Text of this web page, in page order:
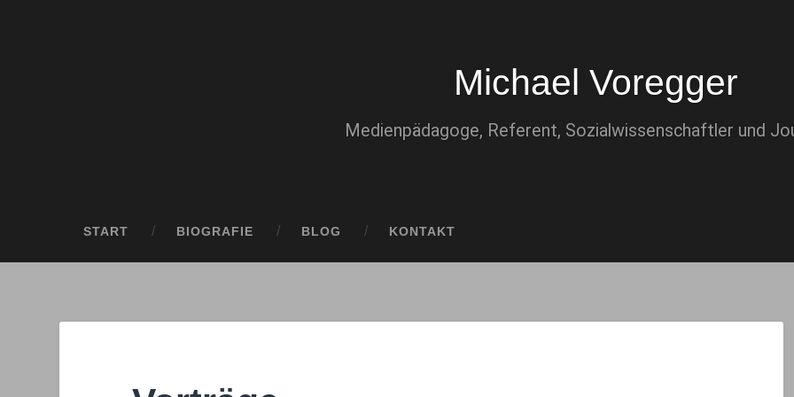
Michael Voregger
Medienpädagoge, Referent, Sozialwissenschaftler und
START BIOGRAFIE BLOG KONTAKT